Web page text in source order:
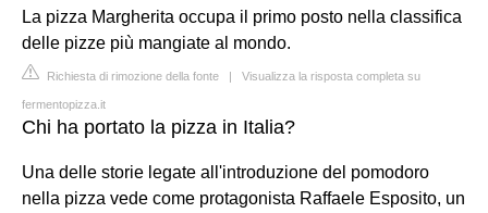
La pizza Margherita occupa il primo posto nella classifica
delle pizze più mangiate al mondo.
Richiesta di rimozione della fonte | Visualizza la risposta completa su
fermentopizza.it
Chi ha portato la pizza in Italia?
Una delle storie legate all'introduzione del pomodoro
nella pizza vede come protagonista Raffaele Esposito, un